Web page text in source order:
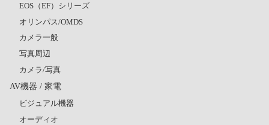
EOS（EF）シリーズ
オリンパス/OMDS
カメラ一般
写真周辺
カメラ/写真
AV機器 / 家電
ビジュアル機器
オーディオ